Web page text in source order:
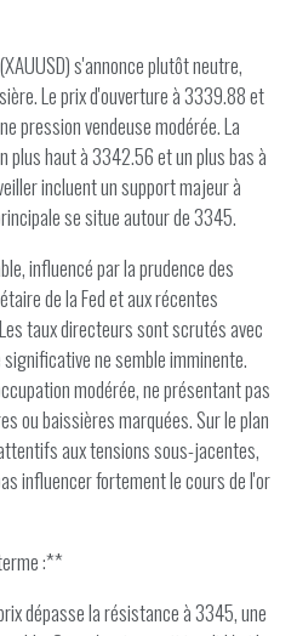
s'annonce plutôt neutre,
Le prix d'ouverture à 3339.88 et
pression vendeuse modérée. La
plus haut à 3342.56 et un plus bas à
incluent un support majeur à
se situe autour de 3345.
influencé par la prudence des
de la Fed et aux récentes
taux directeurs sont scrutés avec
ne semble imminente.
modérée, ne présentant pas
ou baissières marquées. Sur le plan
aux tensions sous-jacentes,
influencer fortement le cours de l'or
:**
dépasse la résistance à 3345, une